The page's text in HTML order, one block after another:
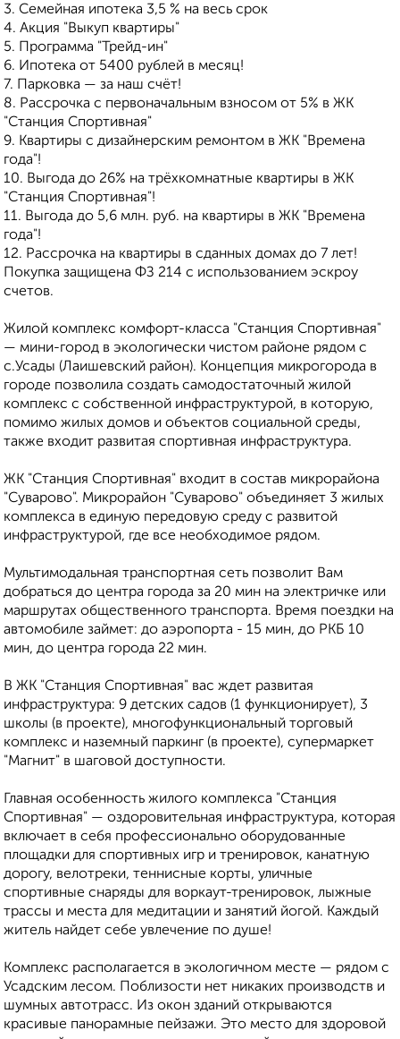
3. Семейная ипотека 3,5 % на весь срок
4. Акция "Выкуп квартиры"
5. Программа "Трейд-ин"
6. Ипотека от 5400 рублей в месяц!
7. Парковка — за наш счёт!
8. Рассрочка с первоначальным взносом от 5% в ЖК
"Станция Спортивная"
9. Квартиры с дизайнерским ремонтом в ЖК "Времена
года"!
10. Выгода до 26% на трёхкомнатные квартиры в ЖК
"Станция Спортивная"!
11. Выгода до 5,6 млн. руб. на квартиры в ЖК "Времена
года"!
12. Рассрочка на квартиры в сданных домах до 7 лет!
Покупка защищена ФЗ 214 с использованием эскроу
счетов.
Жилой комплекс комфорт-класса "Станция Спортивная"
— мини-город в экологически чистом районе рядом с
с.Усады (Лаишевский район). Концепция микрогорода в
городе позволила создать самодостаточный жилой
комплекс с собственной инфраструктурой, в которую,
помимо жилых домов и объектов социальной среды,
также входит развитая спортивная инфраструктура.
ЖК "Станция Спортивная" входит в состав микрорайона
"Суварово". Микрорайон "Суварово" объединяет 3 жилых
комплекса в единую передовую среду с развитой
инфраструктурой, где все необходимое рядом.
Мультимодальная транспортная сеть позволит Вам
добраться до центра города за 20 мин на электричке или
маршрутах общественного транспорта. Время поездки на
автомобиле займет: до аэропорта - 15 мин, до РКБ 10
мин, до центра города 22 мин.
В ЖК "Станция Спортивная" вас ждет развитая
инфраструктура: 9 детских садов (1 функционирует), 3
школы (в проекте), многофункциональный торговый
комплекс и наземный паркинг (в проекте), супермаркет
"Магнит" в шаговой доступности.
Главная особенность жилого комплекса "Станция
Спортивная" — оздоровительная инфраструктура, которая
включает в себя профессионально оборудованные
площадки для спортивных игр и тренировок, канатную
дорогу, велотреки, теннисные корты, уличные
спортивные снаряды для воркаут-тренировок, лыжные
трассы и места для медитации и занятий йогой. Каждый
житель найдет себе увлечение по душе!
Комплекс располагается в экологичном месте — рядом с
Усадским лесом. Поблизости нет никаких производств и
шумных автотрасс. Из окон зданий открываются
красивые панорамные пейзажи. Это место для здоровой